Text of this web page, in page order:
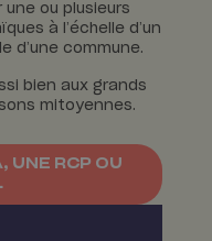
ou plusieurs
à l’échelle d’un
d’une commune.
bien aux grands
mitoyennes.
UNE RCP OU